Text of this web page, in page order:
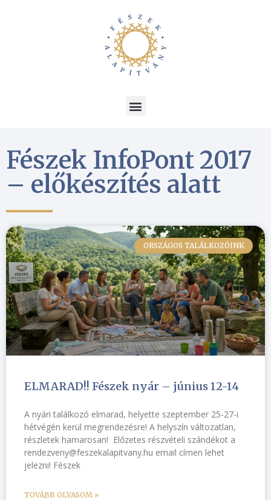
Fészek InfoPont 2017
– előkészítés alatt
ORSZÁGOS TALÁLKOZÓINK
ELMARAD!! Fészek nyár – június 12-14
A nyári találkozó elmarad, helyette szeptember 25-27-i
hétvégén kerül megrendezésre! A helyszín változatlan,
részletek hamarosan! Előzetes részvételi szándékot a
rendezveny@feszekalapitvany.hu email címen lehet
jelezni! Fészek
TOVÁBB OLVASOM »